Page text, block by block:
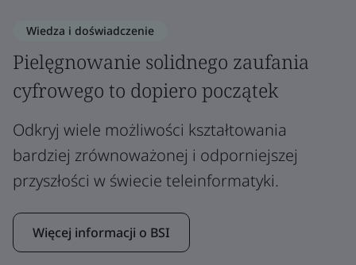
Wiedza i doświadczenie
Pielęgnowanie solidnego zaufania
cyfrowego to dopiero początek
Odkryj wiele możliwości kształtowania
bardziej zrównoważonej i odporniejszej
przyszłości w świecie teleinformatyki.
Więcej informacji o BSI